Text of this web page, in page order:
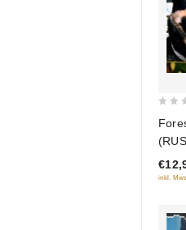
of
5
inkl.